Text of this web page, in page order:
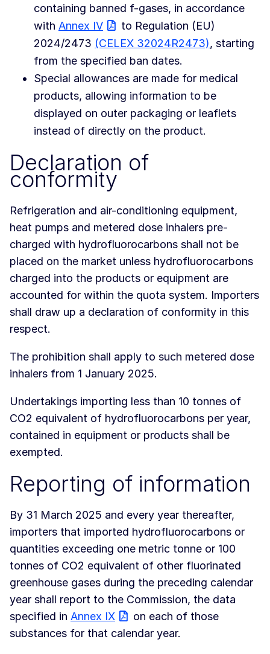
containing banned f-gases, in accordance
with Annex IV
to Regulation (EU)
2024/2473 (CELEX 32024R2473), starting
from the specified ban dates.
Special allowances are made for medical
products, allowing information to be
displayed on outer packaging or leaflets
instead of directly on the product.
Declaration of
conformity
Refrigeration and air-conditioning equipment,
heat pumps and metered dose inhalers pre-
charged with hydrofluorocarbons shall not be
placed on the market unless hydrofluorocarbons
charged into the products or equipment are
accounted for within the quota system. Importers
shall draw up a declaration of conformity in this
respect.
The prohibition shall apply to such metered dose
inhalers from 1 January 2025.
Undertakings importing less than 10 tonnes of
CO2 equivalent of hydrofluorocarbons per year,
contained in equipment or products shall be
exempted.
Reporting of information
By 31 March 2025 and every year thereafter,
importers that imported hydrofluorocarbons or
quantities exceeding one metric tonne or 100
tonnes of CO2 equivalent of other fluorinated
greenhouse gases during the preceding calendar
year shall report to the Commission, the data
specified in Annex IX
on each of those
substances for that calendar year.